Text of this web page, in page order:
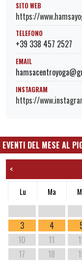
SITO WEB
https://
TELEFONO
+39 338 457 2527
EMAIL
INSTAGRAM
https://
EVENTI DEL MESE AL
<
Lu Ma
3
4
10
11
17
18